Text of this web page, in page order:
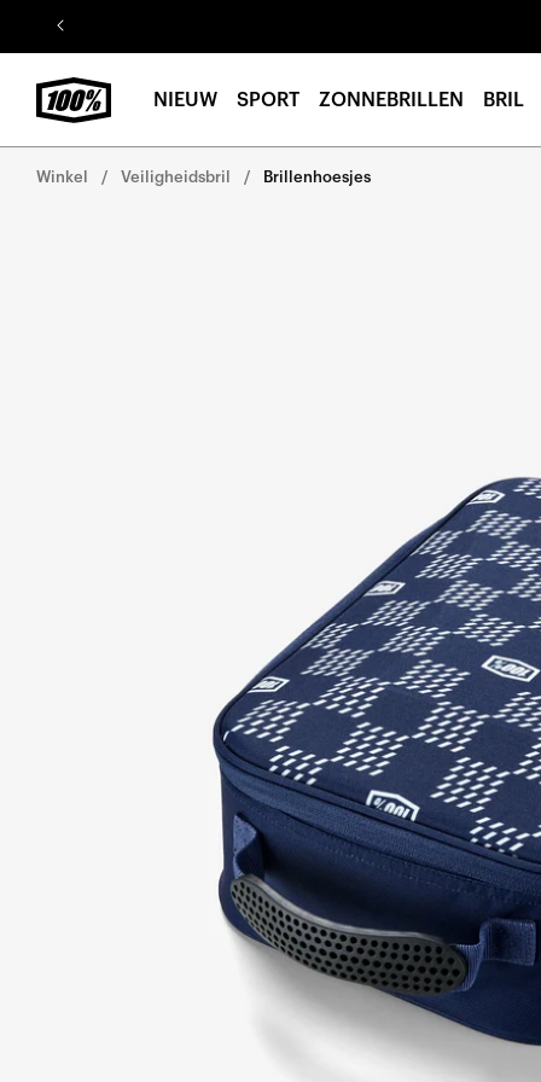
de
NIEUW SPORT ZONNEBRILLEN BRIL
Winkel Veiligheidsbril Brillenhoesjes